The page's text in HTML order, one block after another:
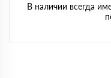
В наличии всегда